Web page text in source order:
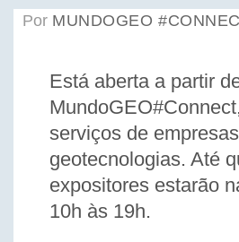
Por MUNDOGEO
Está aberta a partir
serviços de
geotecnologias. Até
expositores estarão
10h às 19h.